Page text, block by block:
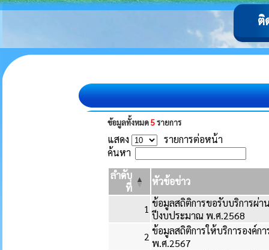
ติ
ข้อมูลทั้งหมด5รายการ
แสดง
รายการต่อหน้า
ค้นหา
ลำดับ
ที่
หัวข้อข่าว
1 ข้อมูลสถิติการขอรับบริการผ่า
ปีงบประมาณ พ.ศ.2568
2 ข้อมูลสถิติการให้บริการองค์
พ.ศ.2567